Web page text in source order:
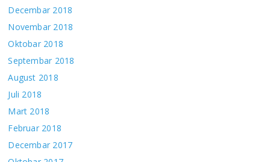
Decembar 2018
Novembar 2018
Oktobar 2018
Septembar 2018
August 2018
Juli 2018
Mart 2018
Februar 2018
Decembar 2017